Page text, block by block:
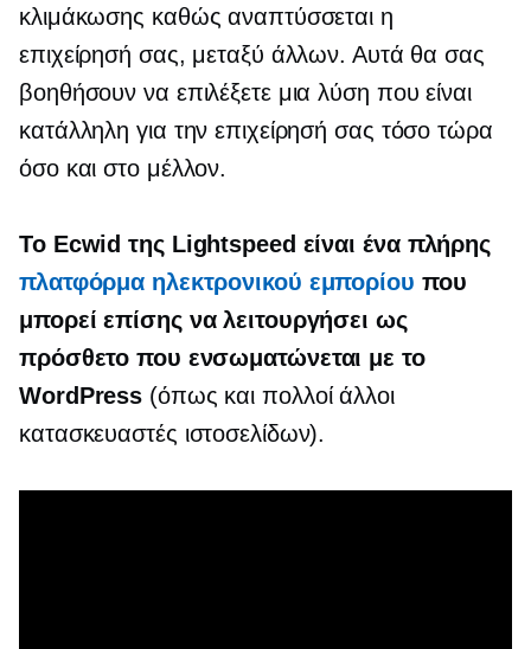
κλιμάκωσης καθώς αναπτύσσεται η
επιχείρησή σας, μεταξύ άλλων. Αυτά θα σας
βοηθήσουν να επιλέξετε μια λύση που είναι
κατάλληλη για την επιχείρησή σας τόσο τώρα
όσο και στο μέλλον.
Το Ecwid της Lightspeed είναι ένα πλήρης
πλατφόρμα ηλεκτρονικού εμπορίου που
μπορεί επίσης να λειτουργήσει ως
πρόσθετο που ενσωματώνεται με το
WordPress (όπως και πολλοί άλλοι
κατασκευαστές ιστοσελίδων).